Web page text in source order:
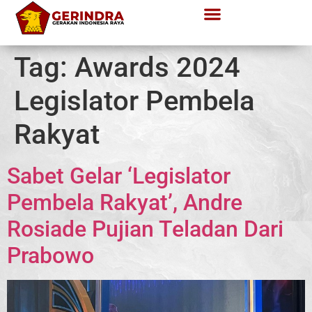
Tag: Awards 2024
Legislator Pembela
Rakyat
Sabet Gelar ‘Legislator
Pembela Rakyat’, Andre
Rosiade Pujian Teladan Dari
Prabowo